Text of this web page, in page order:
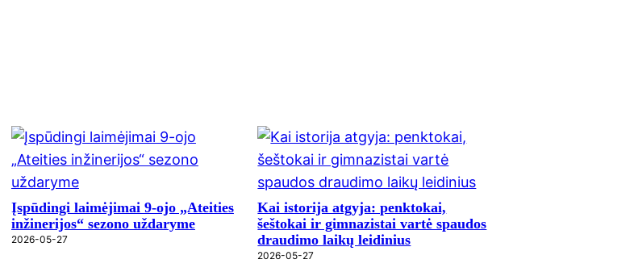
Įspūdingi laimėjimai 9-ojo „Ateities
inžinerijos“ sezono uždaryme
2026-05-27
Kai istorija atgyja: penktokai,
šeštokai ir gimnazistai vartė spaudos
draudimo laikų leidinius
2026-05-27